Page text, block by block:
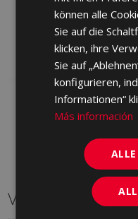
GXA500 | 30x60
Zu Favoriten
hinzufügen
Verwandte Serien
können alle
Sie auf die
klicken, ihre
Sie auf
konfigurieren,
Informationen“
Más información